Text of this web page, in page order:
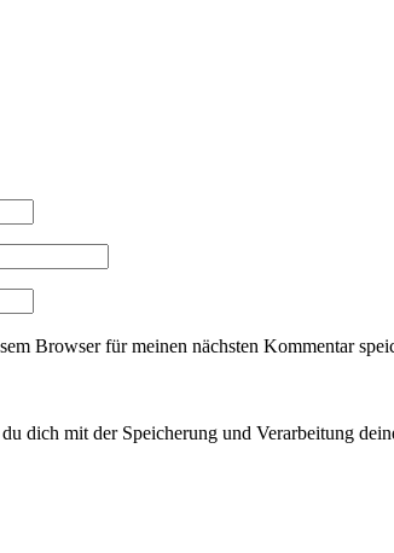
Browser für meinen nächsten Kommentar
dich mit der Speicherung und Verarbeitung